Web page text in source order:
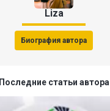
Liza
Биография автора
Последние статьи автора